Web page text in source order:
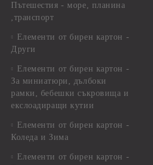
Пътешестия - море, планина
,транспорт
Елементи от бирен картон -
Други
Елементи от бирен картон -
За миниатюри, дълбоки
рамки, бебешки съкровища и
екслоадиращи кутии
Елементи от бирен картон -
Коледа и Зима
Елементи от бирен картон -